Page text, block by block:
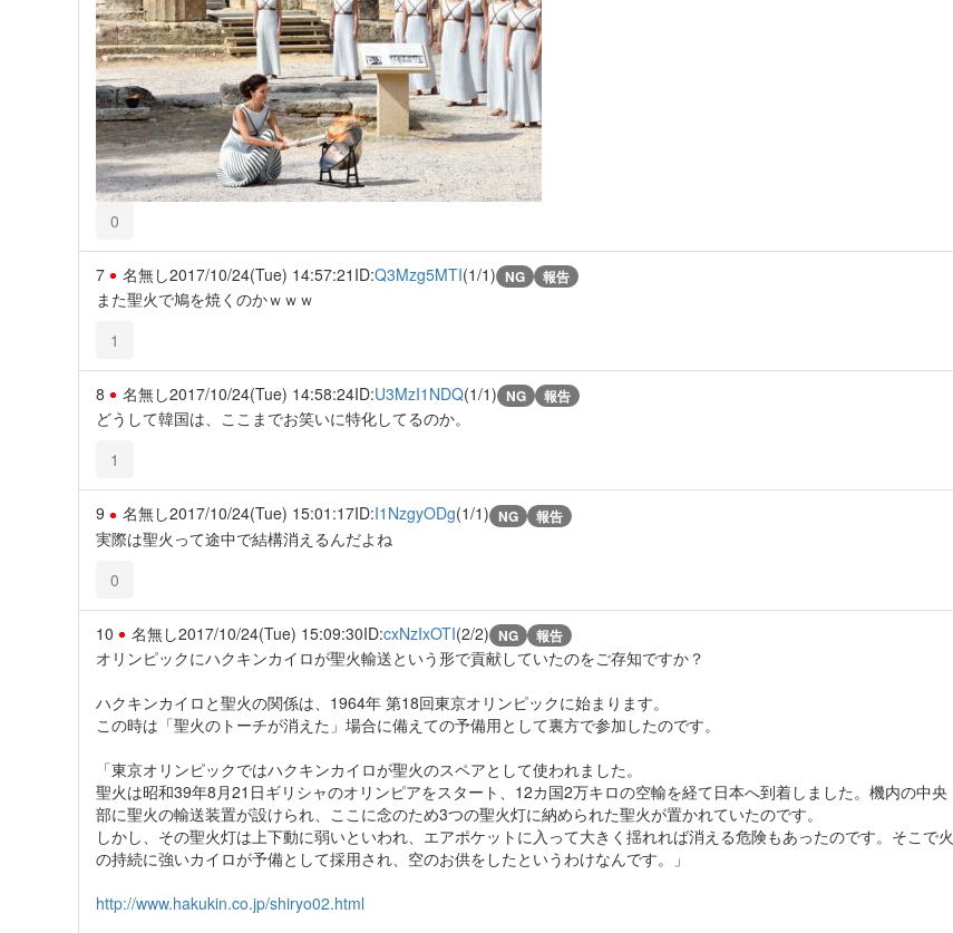
0
7 名無し2017/10/24(Tue) 14:57:21 ID:Q3Mzg5MTI(1/1) NG 報告
また聖火で鳩を焼くのかｗｗｗ
1
8 名無し2017/10/24(Tue) 14:58:24ID:U3MzI1NDQ(1/1) NG 報告
どうして韓国は、ここまでお笑いに特化してるのか。
1
9 名無し2017/10/24(Tue) 15:01:17ID:I1NzgyODg(1/1) NG 報告
実際は聖火って途中で結構消えるんだよね
0
10 名無し2017/10/24(Tue) 15:09:30ID:cxNzIxOTI(2/2) NG 報告
オリンピックにハクキンカイロが聖火輸送という形で貢献していたのをご存知ですか？
ハクキンカイロと聖火の関係は、1964年 第18回東京オリンピックに始まります。
この時は「聖火のトーチが消えた」場合に備えての予備用として裏方で参加したのです。
「東京オリンピックではハクキンカイロが聖火のスペアとして使われました。
聖火は昭和39年8月21日ギリシャのオリンピアをスタート、12カ国2万キロの空輸を経て日本へ到着しました。機内の中央
部に聖火の輸送装置が設けられ、ここに念のため3つの聖火灯に納められた聖火が置かれていたのです。
しかし、その聖火灯は上下動に弱いといわれ、エアポケットに入って大きく揺れれば消える危険もあったのです。そこで火
の持続に強いカイロが予備として採用され、空のお供をしたというわけなんです。」
http://www.hakukin.co.jp/shiryo02.html